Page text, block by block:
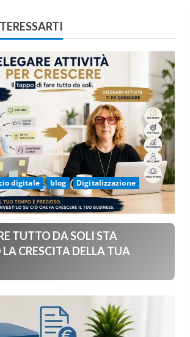
digitale blog
Digitalizzazione
TUTTO DA SOLI STA
CRESCITA DELLA TUA